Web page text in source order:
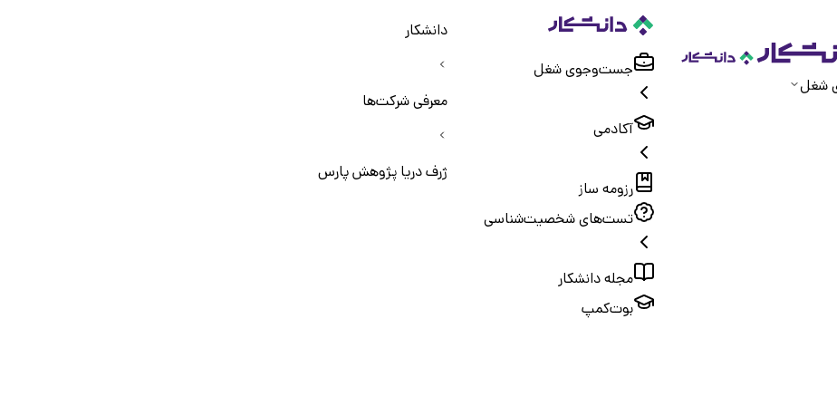
شغل
جست‌و‌جوی شغل
آکادمی
رزومه ساز
تست‌های شخصیت‌شناسی
مجله دانشکار
بوت‌کمپ
دانشکار
معرفی شرکت‌ها
ژرف دریا پژوهش پارس